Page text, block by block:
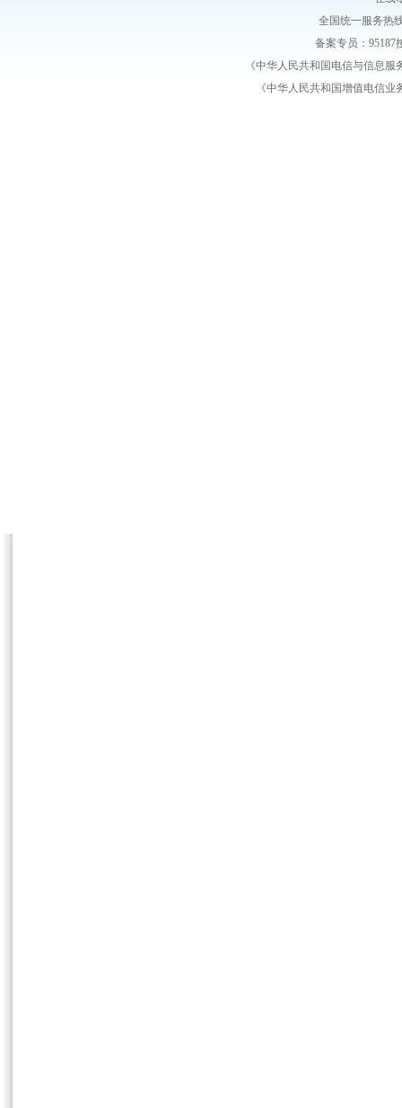
全国统一服务热
备案专员：95187
《中华人民共和国电信与信息
《中华人民共和国增值电信